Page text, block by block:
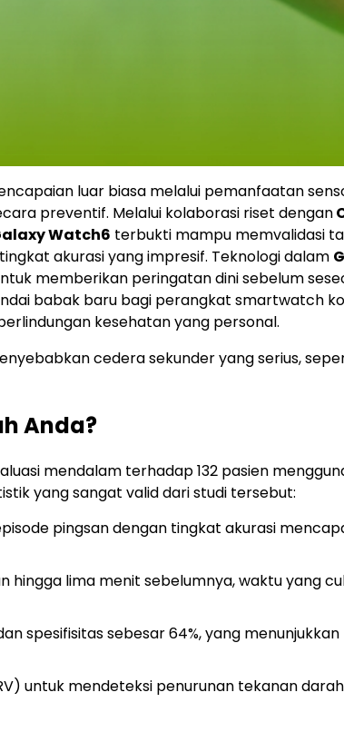
luar biasa melalui pemanfaatan
preventif. Melalui kolaborasi riset dengan
Watch6 terbukti mampu memvalidasi
akurasi yang impresif. Teknologi dalam
memberikan peringatan dini sebelum
babak baru bagi perangkat smartwatch
kesehatan yang personal.
cedera sekunder yang serius,
Anda?
mendalam terhadap 132 pasien
yang sangat valid dari studi tersebut:
pingsan dengan tingkat akurasi
hingga lima menit sebelumnya, waktu yang
spesifisitas sebesar 64%, yang menunjukkan
untuk mendeteksi penurunan tekanan